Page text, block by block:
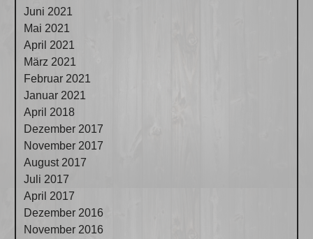
Juni 2021
Mai 2021
April 2021
März 2021
Februar 2021
Januar 2021
April 2018
Dezember 2017
November 2017
August 2017
Juli 2017
April 2017
Dezember 2016
November 2016